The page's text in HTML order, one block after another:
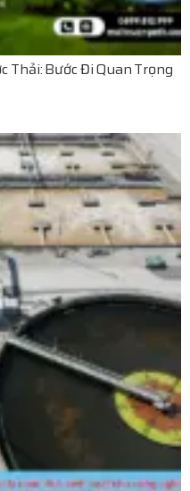
Thải: Bước Đi Quan Trọng